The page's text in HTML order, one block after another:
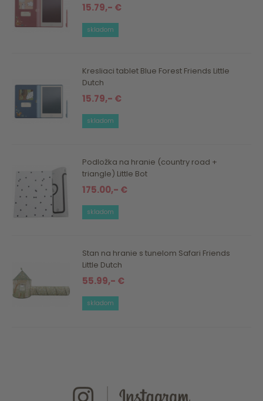
15.79,- €
skladom
Kresliaci tablet Blue Forest Friends Little
Dutch
15.79,- €
skladom
Podložka na hranie (country road +
triangle) Little Bot
175.00,- €
skladom
Stan na hranie s tunelom Safari Friends
Little Dutch
55.99,- €
skladom